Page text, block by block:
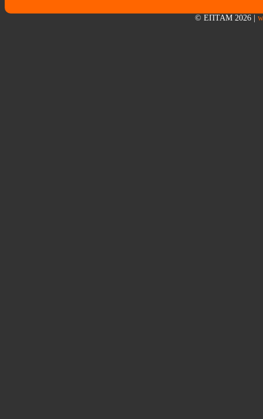
© ΕΠΤΑΜ 2026 |